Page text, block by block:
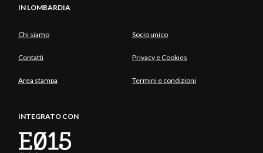
IN LOMBARDIA
Chi siamo Socio unico
Contatti Privacy e Cookies
Area stampa Termini e condizioni
INTEGRATO CON